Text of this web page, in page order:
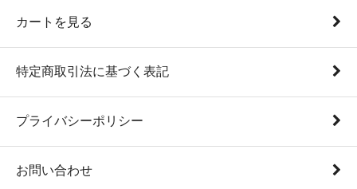
カートを見る
特定商取引法に基づく表記
プライバシーポリシー
お問い合わせ